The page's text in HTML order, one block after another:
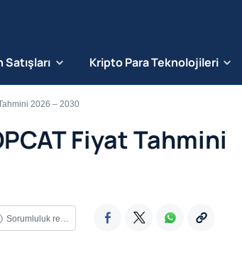
Kripto Para Teknolojileri
2026 – 2030
Fiyat Tahmini